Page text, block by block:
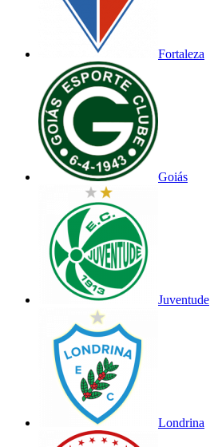
Fortaleza
Goiás
Juventude
Londrina